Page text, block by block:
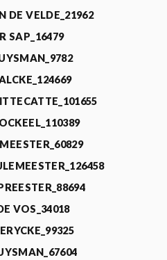
DE VELDE_21962
SAP_16479
VOS_34018